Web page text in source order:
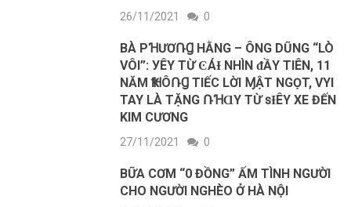
26/11/2021 0
BÀ PꞪƯƠՌꞬ HẰNG – ÔNG DŨNG “LÒ
VÔI”: УÊΥ TỪ ϾÁƗ NHÌN ᵭẦΥ TIÊN, 11
NĂM ҞꞪÔՌꞬ TIẾC LỜI ⱮẬT NGỌT, VΥI
TAY LÀ TẶNG ՌꞪⱭΥ TỪ ꜱƗÊΥ XE ĐẾN
KIM CƯƠNG
27/11/2021 0
BỮA CƠM “0 ĐỒNG” ẤM TÌNH NGƯỜI
CHO NGƯỜI NGHÈO Ở HÀ NỘI